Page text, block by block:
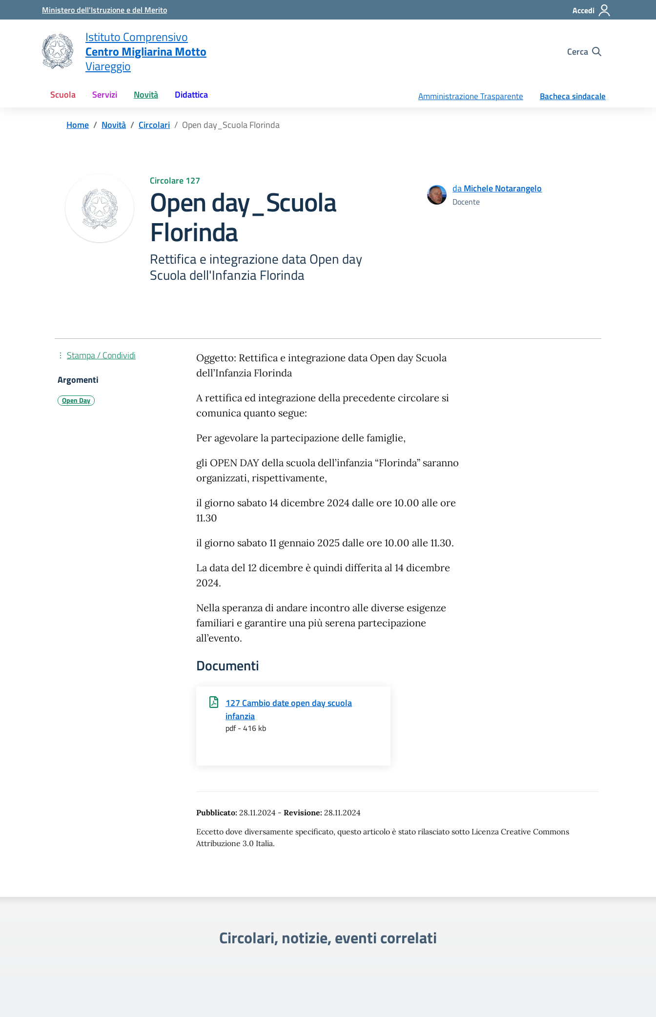
Vai ai contenuti
Vai al menu di navigazione
Ministero dell'Istruzione e del Merito Accedi
Istituto Comprensivo
Centro Migliarina Motto
Viareggio
Cerca
Scuola Servizi Novità Didattica Amministrazione Trasparente Bacheca sindacale
Home Novità Circolari Open day_Scuola Florinda
Circolare 127
Open day_Scuola
Florinda
Rettifica e integrazione data Open day
Scuola dell'Infanzia Florinda
daMichele Notarangelo
Docente
Oggetto: Rettifica e integrazione data Open day Scuola
dell’Infanzia Florinda
A rettifica ed integrazione della precedente circolare si
comunica quanto segue:
Per agevolare la partecipazione delle famiglie,
gli OPEN DAY della scuola dell’infanzia “Florinda” saranno
organizzati, rispettivamente,
il giorno sabato 14 dicembre 2024 dalle ore 10.00 alle ore
11.30
il giorno sabato 11 gennaio 2025 dalle ore 10.00 alle 11.30.
La data del 12 dicembre è quindi differita al 14 dicembre
2024.
Nella speranza di andare incontro alle diverse esigenze
familiari e garantire una più serena partecipazione
all’evento.
Documenti
127 Cambio date open day scuola
infanzia
pdf - 416 kb
Pubblicato: 28.11.2024 - Revisione: 28.11.2024
Eccetto dove diversamente specificato, questo articolo è stato rilasciato sotto Licenza Creative Commons
Attribuzione 3.0 Italia.
Stampa / Condividi
Argomenti
Open Day
Circolari, notizie, eventi correlati